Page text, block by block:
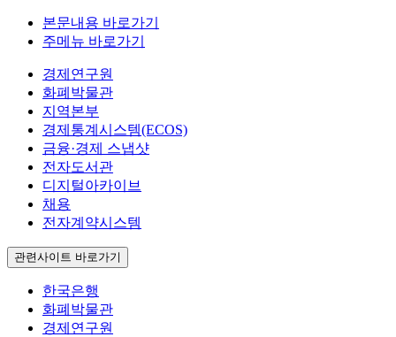
본문내용 바로가기
주메뉴 바로가기
경제연구원
화폐박물관
지역본부
경제통계시스템(ECOS)
금융·경제 스냅샷
전자도서관
디지털아카이브
채용
전자계약시스템
관련사이트 바로가기
한국은행
화폐박물관
경제연구원